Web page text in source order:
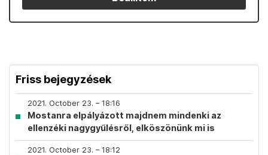
Friss bejegyzések
2021. October 23. – 18:16
Mostanra elpályázott majdnem mindenki az
ellenzéki nagygyűlésről, elköszönünk mi is
2021. October 23. – 18:12